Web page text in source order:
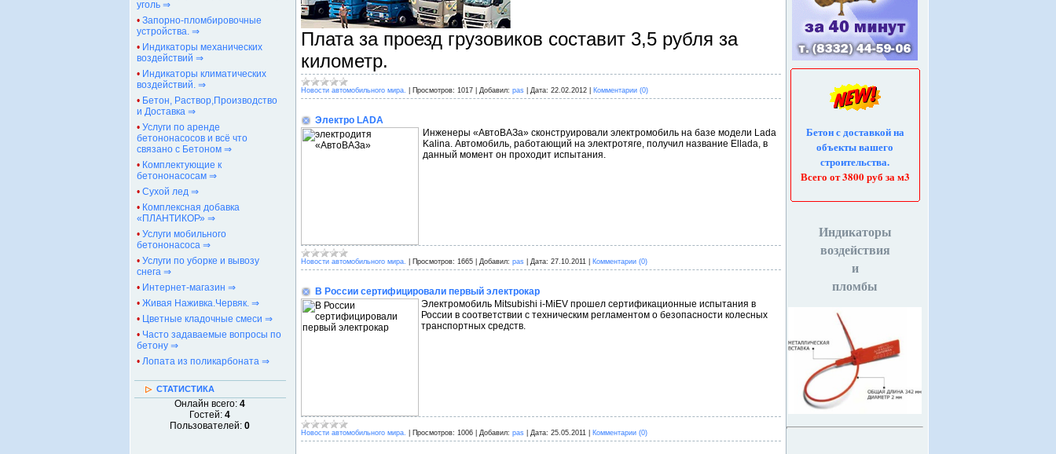
уголь ⇒
• Запорно-пломбировочные
устройства. ⇒
• Индикаторы механических
воздействий ⇒
• Индикаторы климатических
воздействий. ⇒
• Бетон, Раствор,Производство
и Доставка ⇒
• Услуги по аренде
бетононасосов и всё что
связано с Бетоном ⇒
• Комплектующие к
бетононасосам ⇒
• Сухой лед ⇒
• Комплексная добавка
«ПЛАНТИКОР» ⇒
• Услуги мобильного
бетононасоса ⇒
• Услуги по уборке и вывозу
снега ⇒
• Интернет-магазин ⇒
• Живая Наживка.Червяк. ⇒
• Цветные кладочные смеси ⇒
• Часто задаваемые вопросы по
бетону ⇒
• Лопата из поликарбоната ⇒
СТАТИСТИКА
Онлайн всего: 4
Гостей: 4
Пользователей: 0
Бетон с доставкой на
объекты вашего
строительства.
Всего от 3800 руб за м3
Индикаторы
воздействия
и
пломбы
Плата за проезд грузовиков составит 3,5 рубля за
километр.
Новости автомобильного мира. Просмотров: 1017| Добавил: pas| Дата: 22.02.2012 Комментарии (0)
Электро LADA
Инженеры «АвтоВАЗа» сконструировали электромобиль на базе модели Lada
Kalina. Автомобиль, работающий на электротяге, получил название Ellada, в
данный момент он проходит испытания.
Новости автомобильного мира. Просмотров: 1665| Добавил: pas| Дата: 27.10.2011 Комментарии (0)
В России сертифицировали первый электрокар
Электромобиль Mitsubishi i-MiEV прошел сертификационные испытания в
России в соответствии с техническим регламентом о безопасности колесных
транспортных средств.
Новости автомобильного мира. Просмотров: 1006| Добавил: pas| Дата: 25.05.2011 Комментарии (0)